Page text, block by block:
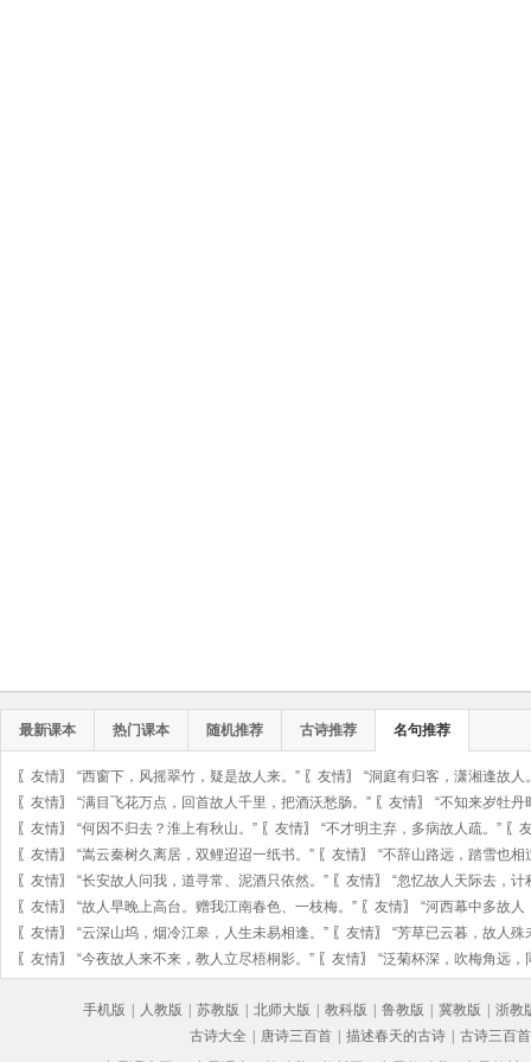
最新课本 热门课本 随机推荐 古诗推荐 名句推荐
〖 友情〗 “西窗下，风摇翠竹，疑是故人来。” 〖 友情〗 “洞庭有归客，潇湘逢故人
〖 友情〗 “满目飞花万点，回首故人千里，把酒沃愁肠。” 〖 友情〗 “不知来岁牡丹
〖 友情〗 “何因不归去？淮上有秋山。” 〖 友情〗 “不才明主弃，多病故人疏。” 〖
〖 友情〗 “嵩云秦树久离居，双鲤迢迢一纸书。” 〖 友情〗 “不辞山路远，踏雪也相
〖 友情〗 “长安故人问我，道寻常、泥酒只依然。” 〖 友情〗 “忽忆故人天际去，计
〖 友情〗 “故人早晚上高台。赠我江南春色、一枝梅。” 〖 友情〗 “河西幕中多故人
〖 友情〗 “云深山坞，烟冷江皋，人生未易相逢。” 〖 友情〗 “芳草已云暮，故人殊
〖 友情〗 “今夜故人来不来，教人立尽梧桐影。” 〖 友情〗 “泛菊杯深，吹梅角远，
手机版 人教版 苏教版 北师大版 教科版 鲁教版 冀教版
浙教
古诗大全
唐诗三百首 描述春天的古诗
古诗三百首